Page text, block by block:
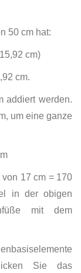
50 cm hat:
cm)
cm.
addiert werden.
um eine ganze
17 cm = 170
in der obigen
mit dem
Sie das